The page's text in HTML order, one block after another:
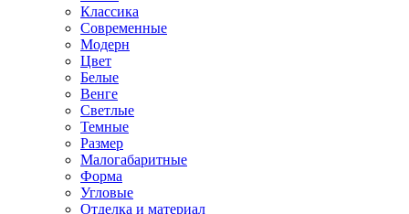
Классика
Современные
Модерн
Цвет
Белые
Венге
Светлые
Темные
Размер
Малогабаритные
Форма
Угловые
Отделка и материал